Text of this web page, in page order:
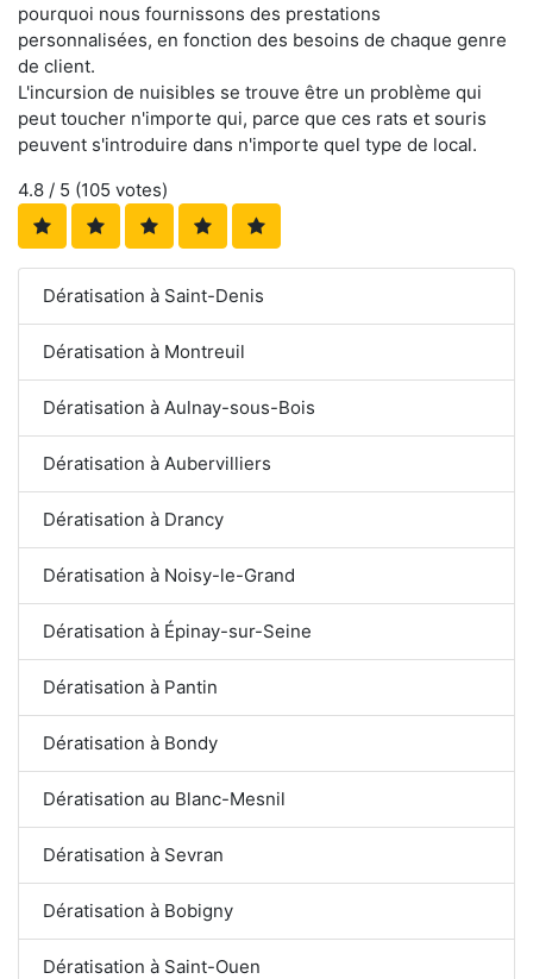
pourquoi nous fournissons des prestations
personnalisées, en fonction des besoins de chaque genre
de client.
L'incursion de nuisibles se trouve être un problème qui
peut toucher n'importe qui, parce que ces rats et souris
peuvent s'introduire dans n'importe quel type de local.
4.8 / 5 (105 votes)
Dératisation à Saint-Denis
Dératisation à Montreuil
Dératisation à Aulnay-sous-Bois
Dératisation à Aubervilliers
Dératisation à Drancy
Dératisation à Noisy-le-Grand
Dératisation à Épinay-sur-Seine
Dératisation à Pantin
Dératisation à Bondy
Dératisation au Blanc-Mesnil
Dératisation à Sevran
Dératisation à Bobigny
Dératisation à Saint-Ouen